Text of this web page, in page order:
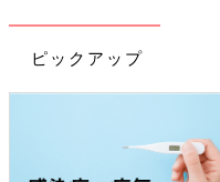
ピックアップ